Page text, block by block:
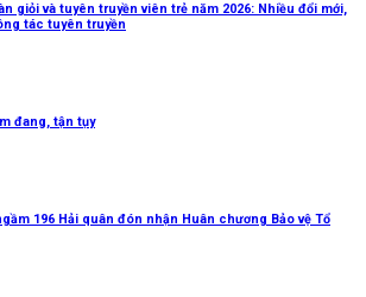
giỏi và tuyên truyền viên trẻ năm 2026: Nhiều đổi mới,
tác tuyên truyền
đang, tận tụy
196 Hải quân đón nhận Huân chương Bảo vệ Tổ